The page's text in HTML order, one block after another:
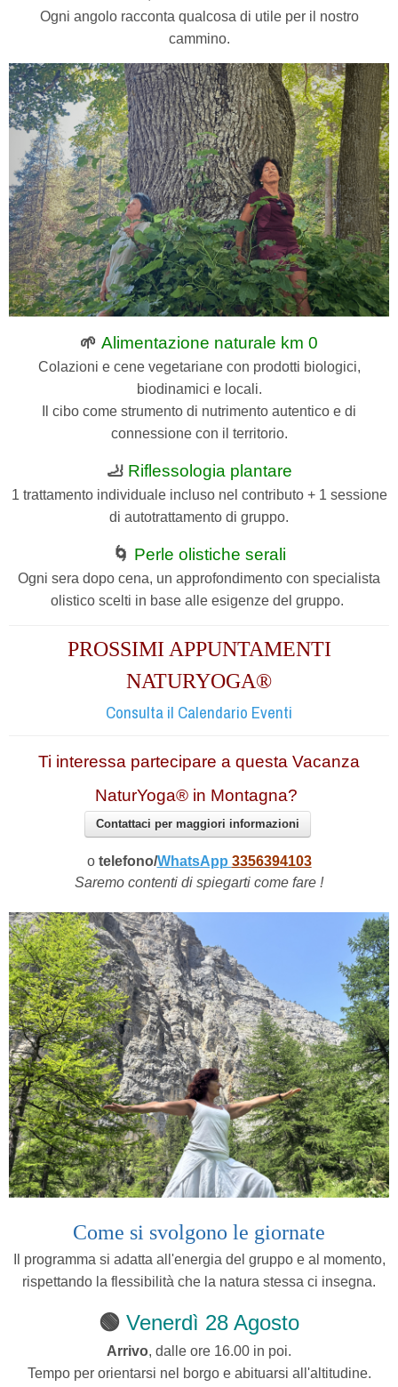
Ogni angolo racconta qualcosa di utile per il nostro
cammino.
🌱 Alimentazione naturale km 0
Colazioni e cene vegetariane con prodotti biologici,
biodinamici e locali.
Il cibo come strumento di nutrimento autentico e di
connessione con il territorio.
🦶 Riflessologia plantare
1 trattamento individuale incluso nel contributo + 1 sessione
di autotrattamento di gruppo.
🌀 Perle olistiche serali
Ogni sera dopo cena, un approfondimento con specialista
olistico scelti in base alle esigenze del gruppo.
PROSSIMI APPUNTAMENTI
NATURYOGA®
Consulta il Calendario Eventi
Ti interessa partecipare a questa Vacanza
NaturYoga® in Montagna?
Contattaci per maggiori informazioni
o telefono/WhatsApp 3356394103
Saremo contenti di spiegarti come fare !
Come si svolgono le giornate
Il programma si adatta all'energia del gruppo e al momento,
rispettando la flessibilità che la natura stessa ci insegna.
🟢 Venerdì 28 Agosto
Arrivo, dalle ore 16.00 in poi.
Tempo per orientarsi nel borgo e abituarsi all'altitudine.